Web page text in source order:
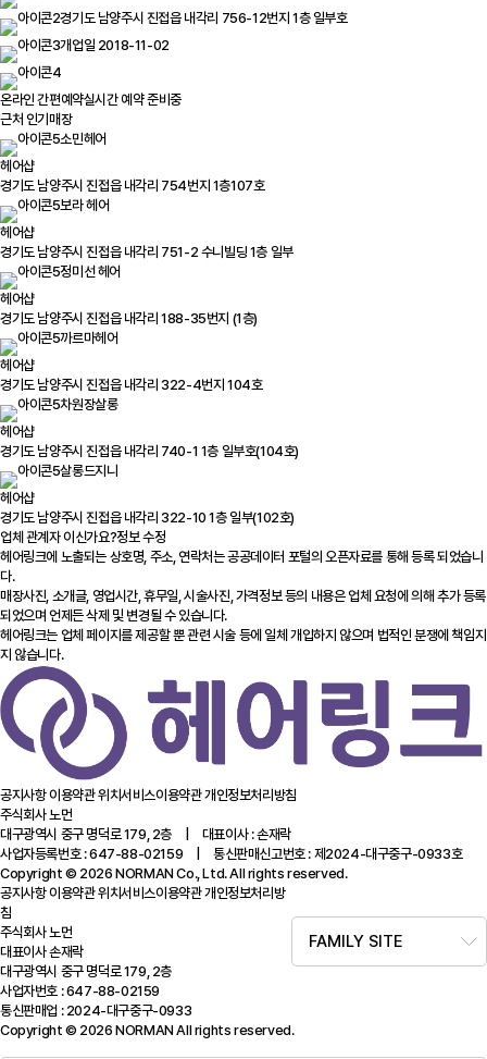
경기도 남양주시 진접읍 내각리 756-12번지 1층 일부호
개업일 2018-11-02
온라인 간편예약실시간 예약 준비중
근처 인기매장
소민헤어
헤어샵
경기도 남양주시 진접읍 내각리 754번지 1층107호
보라 헤어
헤어샵
경기도 남양주시 진접읍 내각리 751-2 수니빌딩 1층 일부
정미선 헤어
헤어샵
경기도 남양주시 진접읍 내각리 188-35번지 (1층)
까르마헤어
헤어샵
경기도 남양주시 진접읍 내각리 322-4번지 104호
차원장살롱
헤어샵
경기도 남양주시 진접읍 내각리 740-1 1층 일부호(104호)
살롱드지니
헤어샵
경기도 남양주시 진접읍 내각리 322-10 1층 일부(102호)
업체 관계자 이신가요?정보 수정
헤어링크에 노출되는 상호명, 주소, 연락처는 공공데이터 포털의 오픈자료를 통해 등록 되었습니
다.
매장사진, 소개글, 영업시간, 휴무일, 시술사진, 가격정보 등의 내용은 업체 요청에 의해 추가 등록
되었으며 언제든 삭제 및 변경될 수 있습니다.
헤어링크는 업체 페이지를 제공할 뿐 관련 시술 등에 일체 개입하지 않으며 법적인 분쟁에 책임지
지 않습니다.
공지사항이용약관위치서비스이용약관개인정보처리방침
주식회사 노먼
대구광역시 중구 명덕로 179, 2층 | 대표이사 : 손재락
사업자등록번호 : 647-88-02159 | 통신판매신고번호 : 제2024-대구중구-0933호
Copyright © 2026 NORMAN Co., Ltd. All rights reserved.
FAMILY SITE
공지사항이용약관위치서비스이용약관개인정보처리방
침
주식회사 노먼
대표이사 손재락
대구광역시 중구 명덕로 179, 2층
사업자번호 : 647-88-02159
통신판매업 : 2024-대구중구-0933
Copyright © 2026 NORMAN All rights reserved.